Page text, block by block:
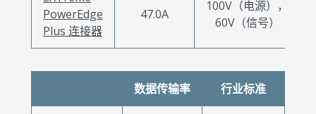
PowerEdge
Plus 连接器
47.0A
100V（电源），
60V（信号）
数据传输率 行业标准